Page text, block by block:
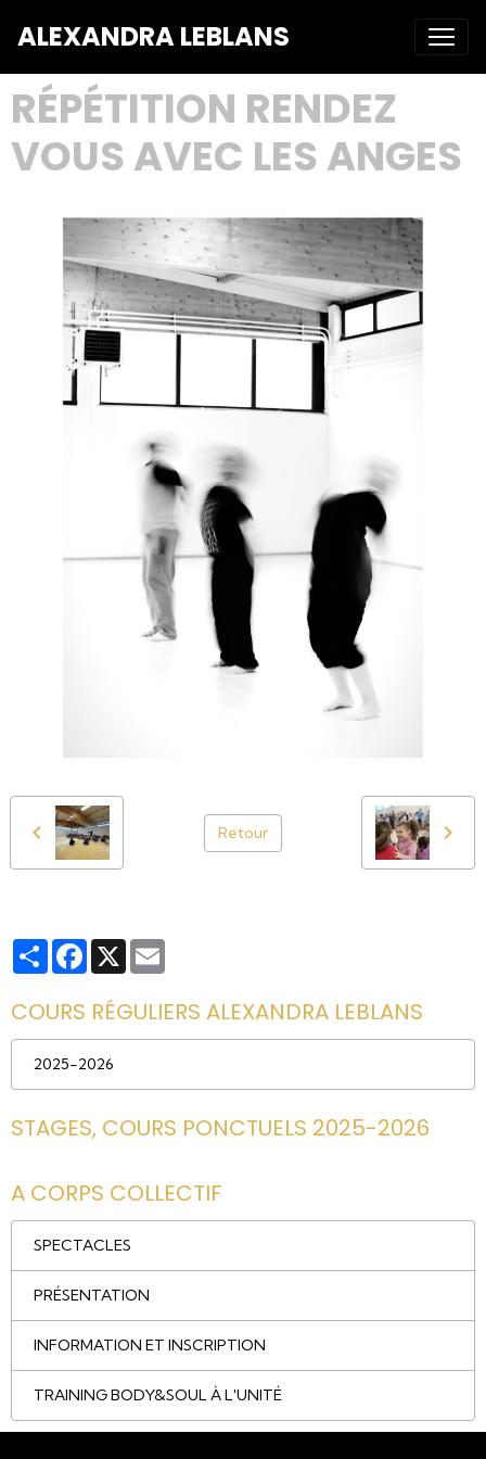
ALEXANDRA LEBLANS
RÉPÉTITION RENDEZ
VOUS AVEC LES ANGES
Retour
PartagerFacebook
X
COURS RÉGULIERS ALEXANDRA LEBLANS
2025-2026
STAGES, COURS PONCTUELS 2025-2026
A CORPS COLLECTIF
SPECTACLES
PRÉSENTATION
INFORMATION ET INSCRIPTION
TRAINING BODY&SOUL À L'UNITÉ